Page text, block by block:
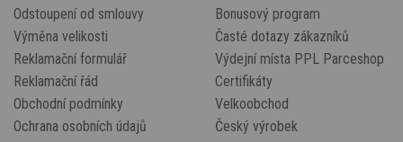
Odstoupení od smlouvy
Výměna velikosti
Reklamační formulář
Reklamační řád
Obchodní podmínky
Ochrana osobních údajů
Bonusový program
Časté dotazy zákazníků
Výdejní místa PPL Parceshop
Certifikáty
Velkoobchod
Český výrobek